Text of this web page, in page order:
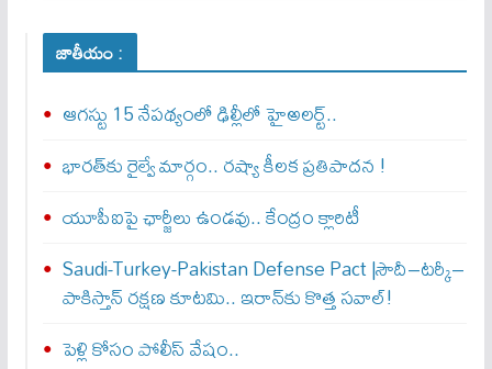
జాతీయం :
ఆగస్టు 15 నేపథ్యంలో ఢిల్లీలో హైఅలర్ట్..
భారత్‌కు రైల్వే మార్గం.. రష్యా కీలక ప్రతిపాదన !
యూపీఐపై ఛార్జీలు ఉండవు.. కేంద్రం క్లారిటీ
Saudi-Turkey-Pakistan Defense Pact |సౌదీ–టర్కీ–
పాకిస్తాన్ రక్షణ కూటమి.. ఇరాన్‌కు కొత్త సవాల్!
పెళ్లి కోసం పోలీస్ వేషం..